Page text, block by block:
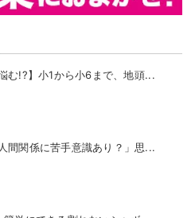
む!?】小1から小6まで、地頭...
間関係に苦手意識あり？」思...